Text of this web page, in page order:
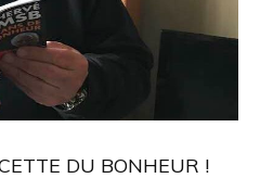
DU BONHEUR !